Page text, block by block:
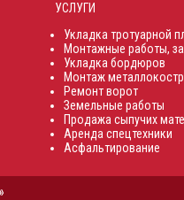
УСЛУГИ
Укладка тротуарной
Монтажные работы,
Укладка бордюров
Монтаж
Ремонт ворот
Земельные работы
Продажа сыпучих
Аренда спецтехники
Асфальтирование